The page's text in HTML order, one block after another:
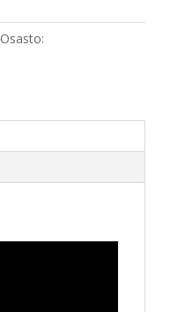
Osasto: